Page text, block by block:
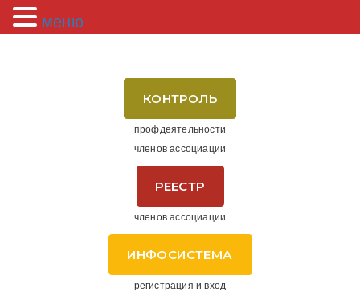
КОНТРОЛЬ
профдеятельности
членов ассоциации
РЕЕСТР
членов ассоциации
ИНФОСИСТЕМА
регистрация и вход
меню